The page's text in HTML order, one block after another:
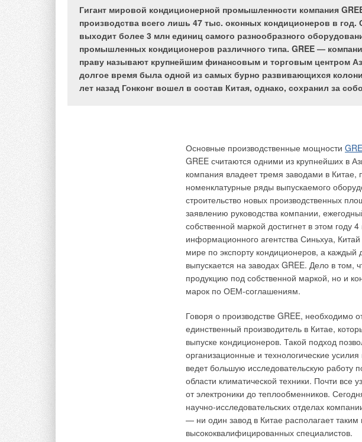
Гигант мировой кондиционерной промышленности компания
производства всего лишь 47 тыс. оконных кондиционеров в год.
выходит более 3 млн единиц самого разнообразного
промышленных кондиционеров различного типа. GREE —
праву называют крупнейшим финансовым и торговым центром
долгое время была одной из самых бурно развивающихся
лет назад Гонконг вошел в состав Китая, однако, сохранил за
Основные производственные мощности
GREE считаются одними из крупнейших в
компания владеет тремя заводами в Китае,
номенклатурные ряды выпускаемого
строительство новых производственных
заявлению руководства компании,
собственной маркой достигнет в этом
информационного агентства Синьхуа,
мире по экспорту кондиционеров, а
выпускается на заводах GREE. Дело в том,
продукцию под собственной маркой, но и
марок по ОЕМ-соглашениям.
Говоря о производстве GREE, необходимо
единственный производитель в Китае,
выпуске кондиционеров. Такой подход
организационные и технологические
ведет большую исследовательскую работу
области климатической техники. Почти
от электроники до теплообменников.
научно-исследовательских отделах
— ни один завод в Китае располагает таким
высококвалифицированных специалистов.
таких схем вентиляции, которые бы
отопления и кондиционирования воздуха,
помещениях поддерживали наиболее
оптимальная температура 22–24°С,
подвижность воздушной массы не более 0,2
20–22°С, 30–45% и 0,1–0,15 м/с.
относительная влажность не опускаться
воздушных масс ограничена значением 0,2
Нормативные документы устанавливают
свежего воздуха. Подготовка воздуха в
выполняемая системой вентиляции,
температуры поступающего в дом свежего
концентрацией вредных веществ,
происходящие на кухне, дым от сигарет, а
окружающих нас предметов — бытовой
ковровых покрытий, строительных и
сам человек, выделяющий за час из легких в
дециметров углекислого газа.
Схема решения системы вентиляции
многоуровневых зданий коттеджного типа
приточно-вытяжные механические
исполнении приточная часть системы
следующих элементов, расположенных по
решетка воздухозаборная,
внешний воздух снаружи. Она
служит для защиты от